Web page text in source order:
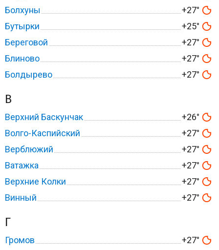
Болхуны
+27°
Бутырки
+25°
Береговой
+27°
Блиново
+27°
Болдырево
+27°
В
Верхний Баскунчак
+26°
Волго-Каспийский
+27°
Верблюжий
+27°
Ватажка
+27°
Верхние Колки
+27°
Винный
+27°
Г
Громов +27°